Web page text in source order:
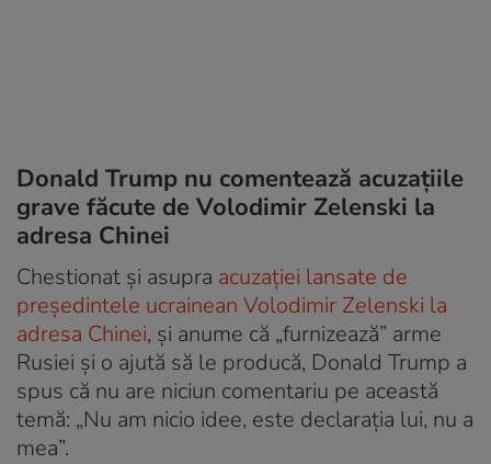
Donald Trump nu comentează acuzațiile
grave făcute de Volodimir Zelenski la
adresa Chinei
Chestionat și asupra acuzației lansate de
președintele ucrainean Volodimir Zelenski la
adresa Chinei, și anume că „furnizează” arme
Rusiei și o ajută să le producă, Donald Trump a
spus că nu are niciun comentariu pe această
temă: „Nu am nicio idee, este declarația lui, nu a
mea”.